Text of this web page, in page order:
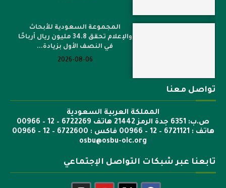
المجموعة السعودية للأبحاث
والإعلام تحقق 34.8 مليون ريال أرباحًا
في النصف الأول بزيادة...
2026-08-06
تواصل معنا
المملكة العربية السعودية
ص.ب: 6351 جدة الرمز 21442 هاتف 6722269 – 12 – 00966
هاتف : 6721121 – 12 – 00966 فاكس : 6722600 – 12 – 00966
osbu@osbu-oic.org
تابعنا عبر شبكات التواصل الإجتماعي